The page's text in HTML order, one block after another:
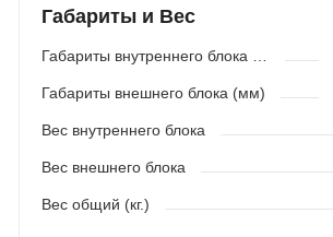
Габариты и Вес
Габариты внутреннего блока (мм)
Габариты внешнего блока (мм)
Вес внутреннего блока
Вес внешнего блока
Вес общий (кг.)